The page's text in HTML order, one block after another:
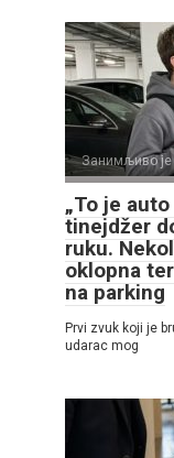
Занимљиво је
„To je
tinejdžer
ruku.
oklopna
na parking
Prvi zvuk koji je
udarac mog